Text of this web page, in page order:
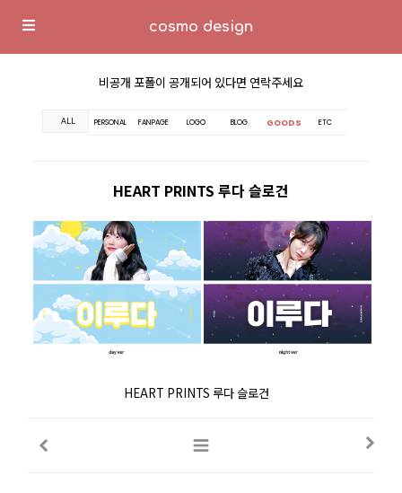
cosmo design
비공개 포폴이 공개되어 있다면 연락주세요
ALL PERSONAL FANPAGE LOGO BLOG GOODS ETC
HEART PRINTS 루다 슬로건
HEART PRINTS 루다 슬로건